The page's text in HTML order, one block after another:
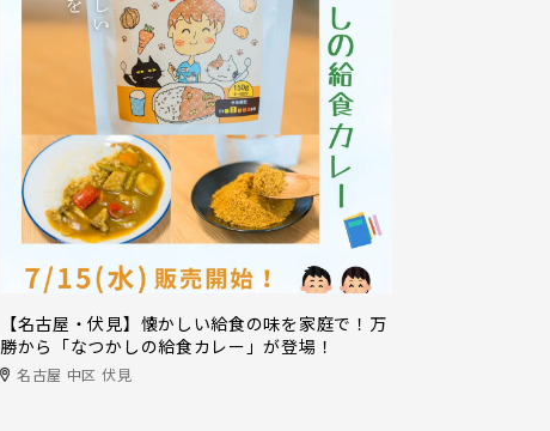
【名古屋・伏見】懐かしい給食の味を家庭で！万
勝から「なつかしの給食カレー」が登場！
名古屋 中区 伏見